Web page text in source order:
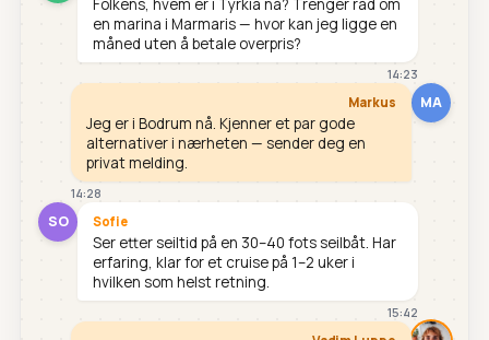
Folkens, hvem er i Tyrkia nå? Trenger råd om
en marina i Marmaris — hvor kan jeg ligge en
måned uten å betale overpris?
14:23
MA
Markus
Jeg er i Bodrum nå. Kjenner et par gode
alternativer i nærheten — sender deg en
privat melding.
14:28
SO Sofie
Ser etter seiltid på en 30–40 fots seilbåt. Har
erfaring, klar for et cruise på 1–2 uker i
hvilken som helst retning.
15:42